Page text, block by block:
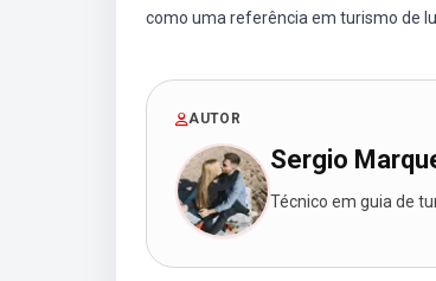
como uma referência em turismo de
AUTOR
Sergio
Técnico em guia de